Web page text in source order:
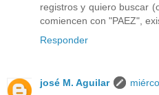
registros y quiero buscar
comiencen con "PAEZ",
Responder
josé M. Aguilar